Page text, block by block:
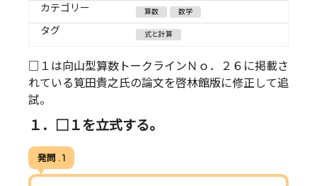
カテゴリー 算数 数学
タグ 式と計算
□１は向山型算数トークラインＮｏ．２６に掲載さ
れている筧田貴之氏の論文を啓林館版に修正して追
試。
１．□１を立式する。
発問 . 1